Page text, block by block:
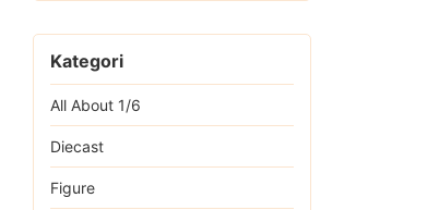
Kategori
All About 1/6
Diecast
Figure